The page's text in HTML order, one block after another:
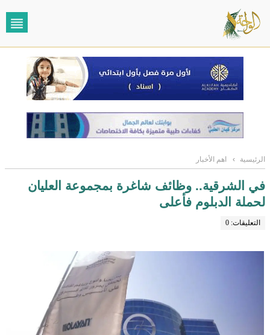
الرئيسية › اهم الأخبار
في الشرقية.. وظائف شاغرة بمجموعة العليان
لحملة الدبلوم فأعلى
التعليقات: 0